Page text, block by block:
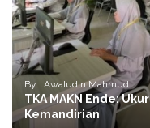
By : Awaludin Mahmud
TKA MAKN Ende:
Kemandirian